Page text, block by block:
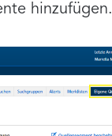
hinzufügen.